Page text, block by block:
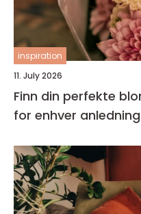
inspiration
11. July 2026
Finn din perfekte
for enhver